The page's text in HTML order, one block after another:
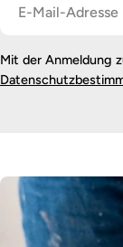
Mit der Anmeldung